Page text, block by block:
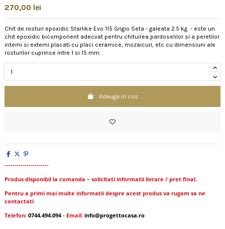
270,00 lei
Chit de rosturi epoxidic Starlike Evo 115 Grigio Seta - galeata 2.5 kg - este un
chit epoxidic bicomponent adecvat pentru chituirea pardoselilor si a peretilor
interni si externi placati cu placi ceramice, mozaicuri, etc cu dimensiuni ale
rosturilor cuprinse intre 1 si 15 mm.
Adauga in cos
----------------------
Produs disponibil la comanda – solicitati informatii livrare / pret final.
Pentru a primi mai multe informatii despre acest produs va rugam sa ne
contactati
Telefon: 0744.494.094- Email: info@progettocasa.ro